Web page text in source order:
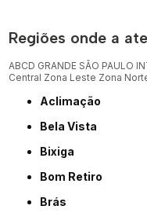
Regiões onde a
ABCD GRANDE SÃO PAULO
Central Zona Leste Zona
Aclimação
Bela Vista
Bixiga
Bom Retiro
Brás